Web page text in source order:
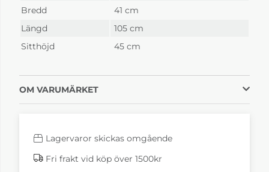
Bredd
41 cm
Längd
105 cm
Sitthöjd
45 cm
OM VARUMÄRKET
Lagervaror skickas omgående
Fri frakt vid köp över 1500kr